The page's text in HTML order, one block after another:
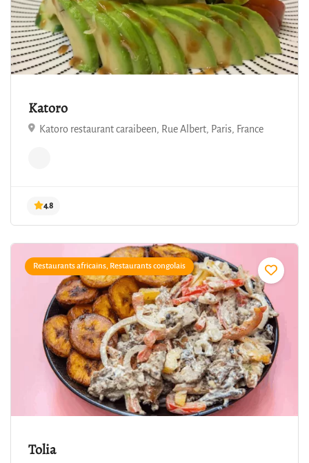
Katoro
Katoro restaurant caraibeen, Rue Albert, Paris, France
Restaurants africains, Restaurants congolais
Tolia